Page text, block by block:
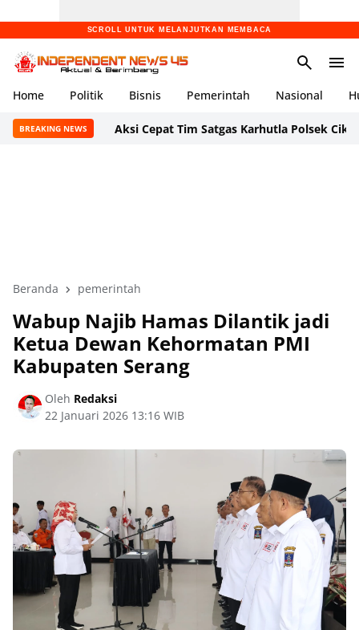
SCROLL UNTUK MELANJUTKAN MEMBACA
Home Politik Bisnis Pemerintah Nasional
BREAKING NEWS
Aksi Cepat Tim Satgas Karhutla Polsek Cikande dan
Beranda pemerintah
Wabup Najib Hamas Dilantik jadi
Ketua Dewan Kehormatan PMI
Kabupaten Serang
Oleh Redaksi
22 Januari 2026 13:16 WIB